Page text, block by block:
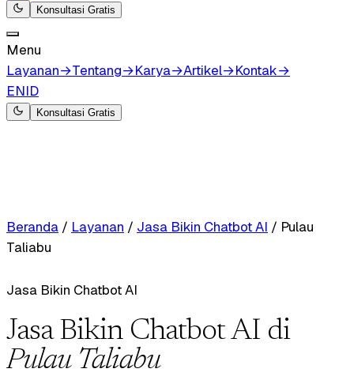
Konsultasi Gratis
Menu
Layanan→Tentang→Karya→Artikel→Kontak→
ENID
Konsultasi Gratis
Beranda / Layanan / Jasa Bikin Chatbot AI / Pulau
Taliabu
Jasa Bikin Chatbot AI
Jasa Bikin Chatbot AI di
Pulau Taliabu